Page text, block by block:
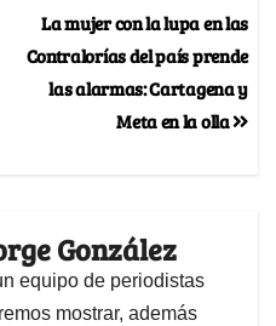
La mujer con la lupa en las
Contralorías del país prende
las alarmas: Cartagena y
Meta en la olla
González
equipo de periodistas
mostrar, además